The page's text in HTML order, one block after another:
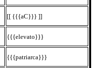
[[ {{{aC}}} ]]
{{{elevato}}}
{{{patriarca}}}